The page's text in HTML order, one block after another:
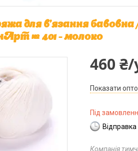
для в'язання
№ 401 - молоко
460
Показати
Під
Компанія